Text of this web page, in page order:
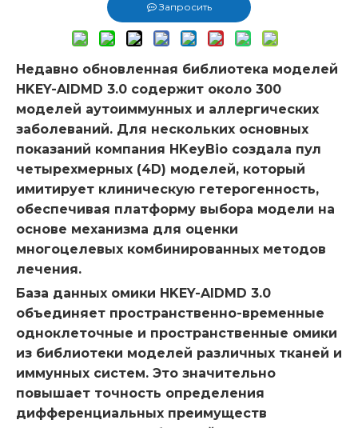
Запросить
Недавно обновленная библиотека моделей
HKEY-AIDMD 3.0 содержит около 300
моделей аутоиммунных и аллергических
заболеваний. Для нескольких основных
показаний компания HKeyBio создала пул
четырехмерных (4D) моделей, который
имитирует клиническую гетерогенность,
обеспечивая платформу выбора модели на
основе механизма для оценки
многоцелевых комбинированных методов
лечения.
База данных омики HKEY-AIDMD 3.0
объединяет пространственно-временные
одноклеточные и пространственные омики
из библиотеки моделей различных тканей и
иммунных систем. Это значительно
повышает точность определения
дифференциальных преимуществ